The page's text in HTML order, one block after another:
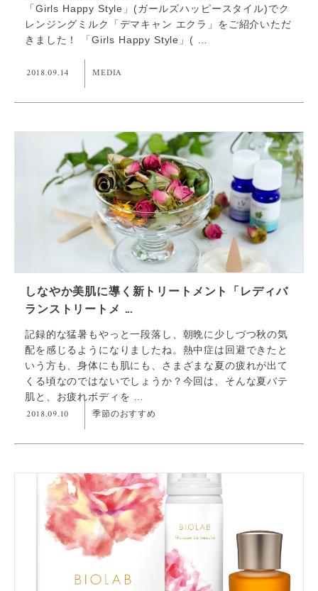
「Girls Happy Style」(ガールズハッピースタイル)でク
レンジングミルク「デマキャン エクラ」をご紹介いただ
きました！ 「Girls Happy Style」( …
2018.09.14 MEDIA
しなやか美肌に導く新トリートメント「レディバ
ランストリートメ ...
記録的な猛暑もやっと一段落し、朝晩に少しづつ秋の気
配を感じるようになりましたね。熱中症は回避できたと
いう方も、身体にも肌にも、さまざまな夏の疲れが出て
くる頃なのではないでしょうか？今回は、そんな夏バテ
肌と、お疲れボディを …
2018.09.10 季節のおすすめ